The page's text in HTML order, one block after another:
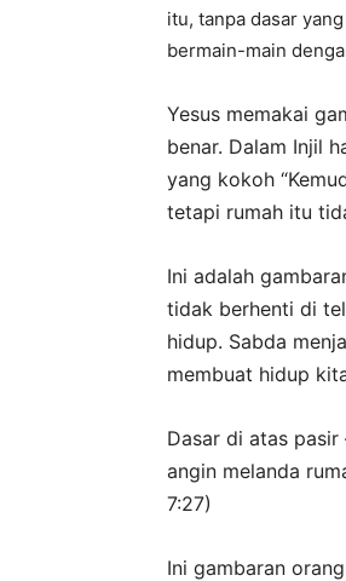
itu, tanpa dasar
bermain-main
Yesus memakai
benar. Dalam Injil
yang kokoh
tetapi rumah itu
Ini adalah
tidak berhenti di
hidup. Sabda
membuat hidup
Dasar di atas pasir
angin melanda
7:27)
Ini gambaran